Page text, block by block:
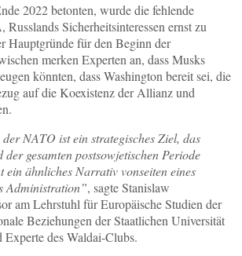
2022 betonten, wurde die fehlende
Sicherheitsinteressen ernst zu
Hauptgründe für den Beginn der
merken Experten an, dass Musks
könnten, dass Washington bereit sei, die
auf die Koexistenz der Allianz und
NATO ist ein strategisches Ziel, das
gesamten postsowjetischen Periode
ein ähnliches Narrativ vonseiten eines
Administration”, sagte Stanislaw
am Lehrstuhl für Europäische Studien der
Beziehungen der Staatlichen Universität
Experte des Waldai-Clubs.